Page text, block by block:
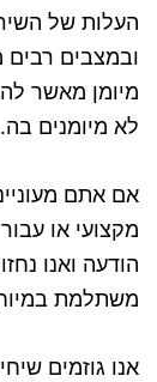
ובמצבים רבים
מיומן מאשר
לא מיומנים בה.
אם אתם
מקצועי או
הודעה ואנו
משתלמת
אנו גוזמים